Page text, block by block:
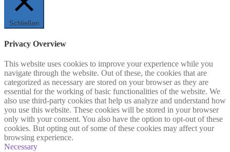
Schließen
Privacy Overview
This website uses cookies to improve your experience while you
navigate through the website. Out of these, the cookies that are
categorized as necessary are stored on your browser as they are
essential for the working of basic functionalities of the website. We
also use third-party cookies that help us analyze and understand how
you use this website. These cookies will be stored in your browser
only with your consent. You also have the option to opt-out of these
cookies. But opting out of some of these cookies may affect your
browsing experience.
Necessary